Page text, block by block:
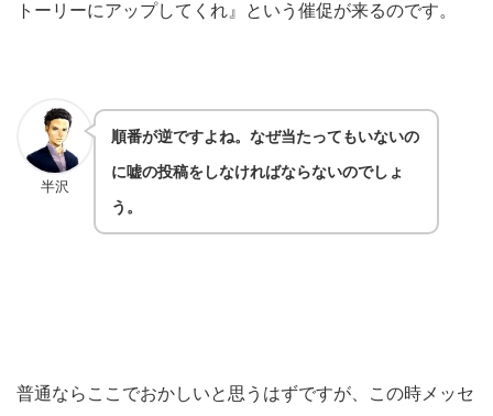
トーリーにアップしてくれ』という催促が来るのです。
半沢
順番が逆ですよね。なぜ当たってもいないの
に嘘の投稿をしなければならないのでしょ
う。
普通ならここでおかしいと思うはずですが、この時メッセ